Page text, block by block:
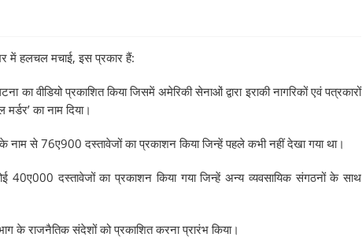
में हलचल मचाई, इस प्रकार हैं:
वीडियो प्रकाशित किया जिसमें अमेरिकी सेनाओं द्वारा इराकी नागरिकों एवं पत्रकारों
का नाम दिया।
नाम से 76ए900 दस्तावेजों का प्रकाशन किया जिन्हें पहले कभी नहीं देखा गया था।
दस्तावेजों का प्रकाशन किया गया जिन्हें अन्य व्यवसायिक संगठनों के साथ
के राजनैतिक संदेशों को प्रकाशित करना प्रारंभ किया।